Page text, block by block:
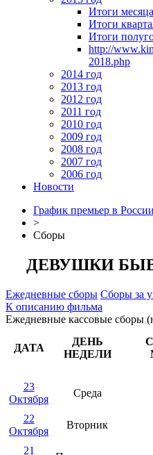
Итоги месяца
Итоги
Итоги
http://
2018.php
2014 год
2013 год
2012 год
2011 год
2010 год
2009 год
2008 год
2007 год
2006 год
Новости
График премьер в России
>
Сборы
ДЕВУШКИ
Ежедневные сборы Сборы за
К описанию фильма
Ежедневные кассовые сборы
ДАТА
ДЕНЬ
НЕДЕЛИ
23
Октября
Среда
22
Октября
Вторник
21